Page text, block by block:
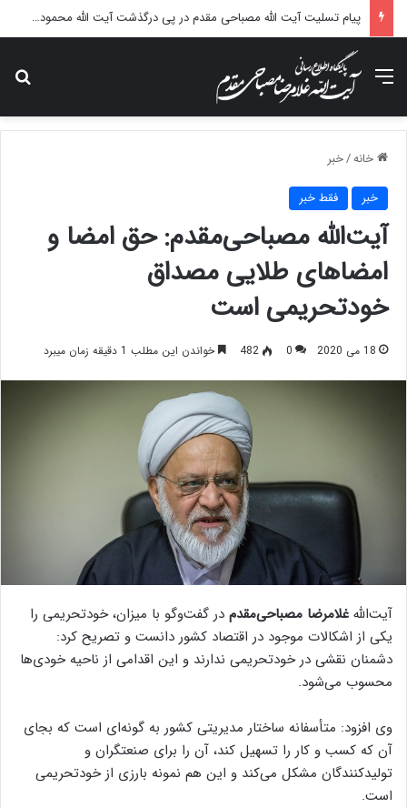
پیام تسلیت آیت الله مصباحی مقدم در پی درگذشت آیت الله محمودی گلپایگانی
منو
خانه/خبر
خبر فقط خبر
آیت‌الله مصباحی‌مقدم: حق امضا و
امضاهای طلایی مصداق
خودتحریمی است
18 می 2020 0
482 خواندن این مطلب 1 دقیقه زمان میبرد
آیت‌الله غلامرضا مصباحی‌مقدم در گفت‌وگو با میزان، خودتحریمی را
یکی از اشکالات موجود در اقتصاد کشور دانست و تصریح کرد:
دشمنان نقشی در خودتحریمی ندارند و این اقدامی از ناحیه خودی‌ها
محسوب می‌شود.
وی افزود: متأسفانه ساختار مدیریتی کشور به گونه‌ای است که بجای
آن که کسب و کار را تسهیل کند، آن را برای صنعتگران و
تولیدکنندگان مشکل می‌کند و این هم نمونه بارزی از خودتحریمی
است.